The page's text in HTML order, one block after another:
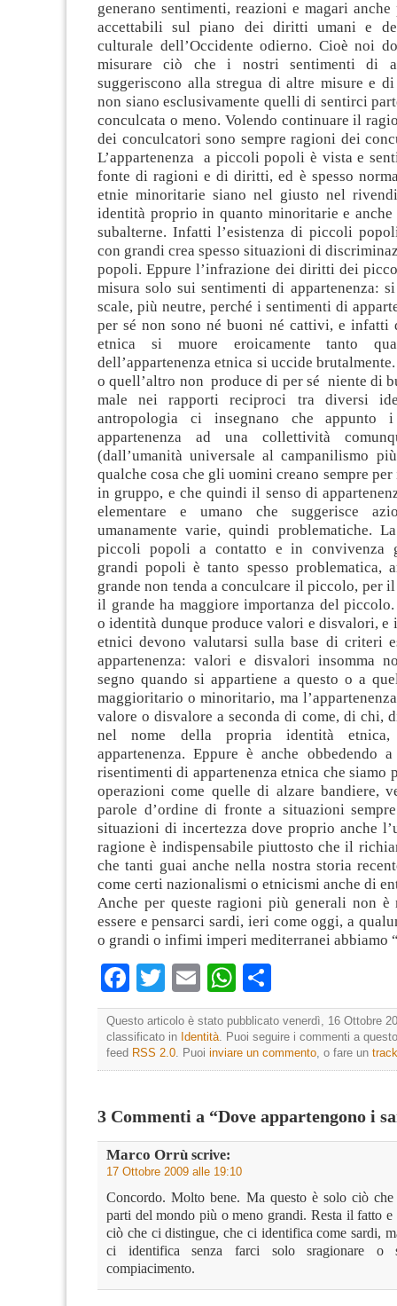
generano sentimenti, reazioni e magari
accettabili sul piano dei diritti umani e
culturale dell’Occidente odierno. Cioè noi
misurare ciò che i nostri sentimenti di
suggeriscono alla stregua di altre misure e
non siano esclusivamente quelli di sentirci
conculcata o meno. Volendo continuare il
dei conculcatori sono sempre ragioni dei
L’appartenenza a piccoli popoli è vista e
fonte di ragioni e di diritti, ed è spesso
etnie minoritarie siano nel giusto nel
identità proprio in quanto minoritarie e anche
subalterne. Infatti l’esistenza di piccoli
con grandi crea spesso situazioni di
popoli. Eppure l’infrazione dei diritti dei
misura solo sui sentimenti di appartenenza:
scale, più neutre, perché i sentimenti di
per sé non sono né buoni né cattivi, e infatti
etnica si muore eroicamente tanto
dell’appartenenza etnica si uccide brutalmente.
o quell’altro non produce di per sé niente di
male nei rapporti reciproci tra diversi
antropologia ci insegnano che appunto
appartenenza ad una collettività
(dall’umanità universale al campanilismo
qualche cosa che gli uomini creano sempre
in gruppo, e che quindi il senso di
elementare e umano che suggerisce
umanamente varie, quindi problematiche.
piccoli popoli a contatto e in convivenza
grandi popoli è tanto spesso problematica,
grande non tenda a conculcare il piccolo, per
il grande ha maggiore importanza del piccolo.
o identità dunque produce valori e disvalori, e
etnici devono valutarsi sulla base di criteri
appartenenza: valori e disvalori insomma
segno quando si appartiene a questo o a
maggioritario o minoritario, ma
valore o disvalore a seconda di come, di chi,
nel nome della propria identità
appartenenza. Eppure è anche obbedendo
risentimenti di appartenenza etnica che siamo
operazioni come quelle di alzare bandiere,
parole d’ordine di fronte a situazioni
situazioni di incertezza dove proprio anche
ragione è indispensabile piuttosto che il
che tanti guai anche nella nostra storia
come certi nazionalismi o etnicismi anche di
Anche per queste ragioni più generali non è
essere e pensarci sardi, ieri come oggi, a
o grandi o infimi imperi mediterranei abbiamo
Facebook
TwitterEmailWhatsApp
Questo articolo è stato pubblicato venerdì, 16 Ottobre
classificato in Identità. Puoi seguire i commenti a
feed RSS 2.0. Puoi inviare un commento, o fare un
3 Commenti a “Dove appartengono i
Marco Orrù scrive:
17 Ottobre 2009 alle 19:10
Concordo. Molto bene. Ma questo è solo ciò
parti del mondo più o meno grandi. Resta il fatto
ciò che ci distingue, che ci identifica come sardi,
ci identifica senza farci solo sragionare o
compiacimento.